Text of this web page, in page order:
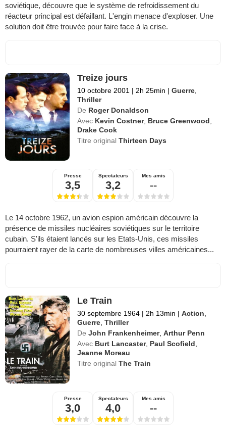
soviétique, découvre que le système de refroidissement du
réacteur principal est défaillant. L'engin menace d'exploser. Une
solution doit être trouvée pour faire face à la crise.
Treize jours
10 octobre 2001 | 2h 25min | Guerre
Thriller
De Roger Donaldson
Avec Kevin Costner, Bruce Greenwood
Drake Cook
Titre originalThirteen Days
Presse
3,5
Spectateurs
3,2
Mes amis
--
Le 14 octobre 1962, un avion espion américain découvre la
présence de missiles nucléaires soviétiques sur le territoire
cubain. S'ils étaient lancés sur les Etats-Unis, ces missiles
pourraient rayer de la carte de nombreuses villes américaines...
Le Train
30 septembre 1964 | 2h 13min | Action
Guerre ,Thriller
De John Frankenheimer,Arthur Penn
Avec Burt Lancaster, Paul Scofield
Jeanne Moreau
Titre originalThe Train
Presse
3,0
Spectateurs
4,0
Mes amis
--